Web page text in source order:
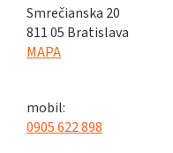
Smrečianska 20
811 05 Bratislava
MAPA
mobil:
0905 622 898